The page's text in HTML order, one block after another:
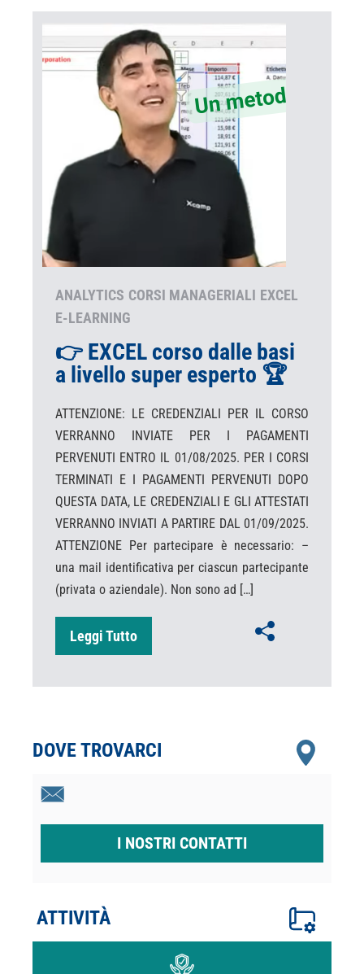
ANALYTICS CORSI MANAGERIALI EXCEL
E-LEARNING
👉 EXCEL corso dalle basi
a livello super esperto 🏆
ATTENZIONE: LE CREDENZIALI PER IL CORSO
VERRANNO INVIATE PER I PAGAMENTI
PERVENUTI ENTRO IL 01/08/2025. PER I CORSI
TERMINATI E I PAGAMENTI PERVENUTI DOPO
QUESTA DATA, LE CREDENZIALI E GLI ATTESTATI
VERRANNO INVIATI A PARTIRE DAL 01/09/2025.
ATTENZIONE Per partecipare è necessario: –
una mail identificativa per ciascun partecipante
(privata o aziendale). Non sono ad […]
Leggi Tutto
DOVE TROVARCI
I NOSTRI CONTATTI
ATTIVITÀ